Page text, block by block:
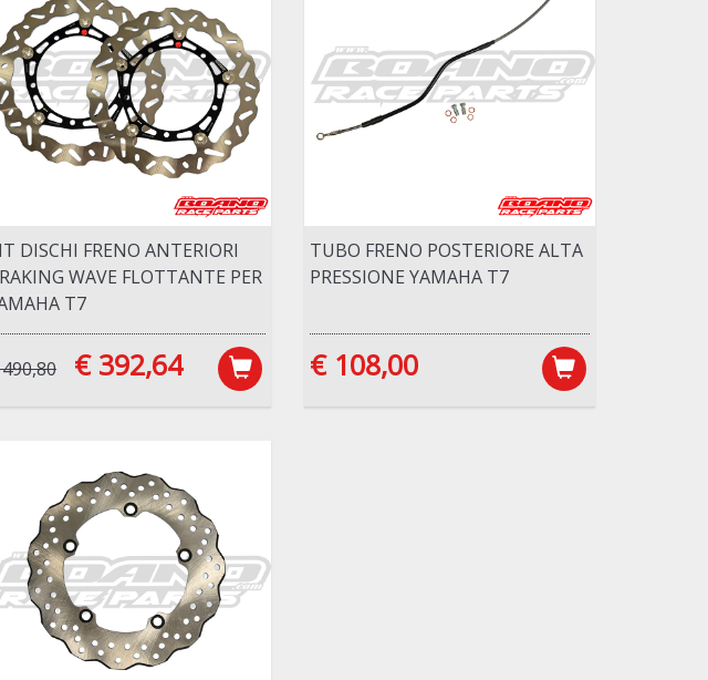
DISCHI FRENO ANTERIORI
WAVE FLOTTANTE PER
T7
€ 392,64
TUBO FRENO POSTERIORE ALTA
PRESSIONE YAMAHA T7
€ 108,00